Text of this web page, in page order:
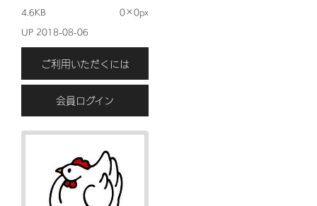
4.6KB
0×0px
UP 2018-08-06
ご利用いただくには
会員ログイン